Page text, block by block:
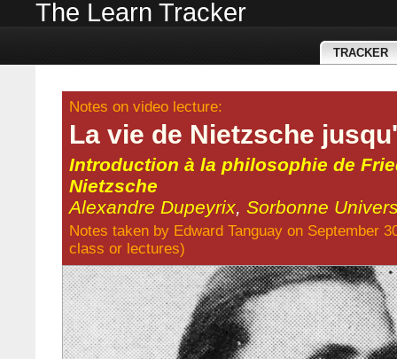
The Learn Tracker
TRACKER
Notes on video lecture:
La vie de Nietzsche
Introduction à la philosophie de
Nietzsche
Alexandre Dupeyrix, Sorbonne
Notes taken by Edward Tanguay on September
class or lectures)